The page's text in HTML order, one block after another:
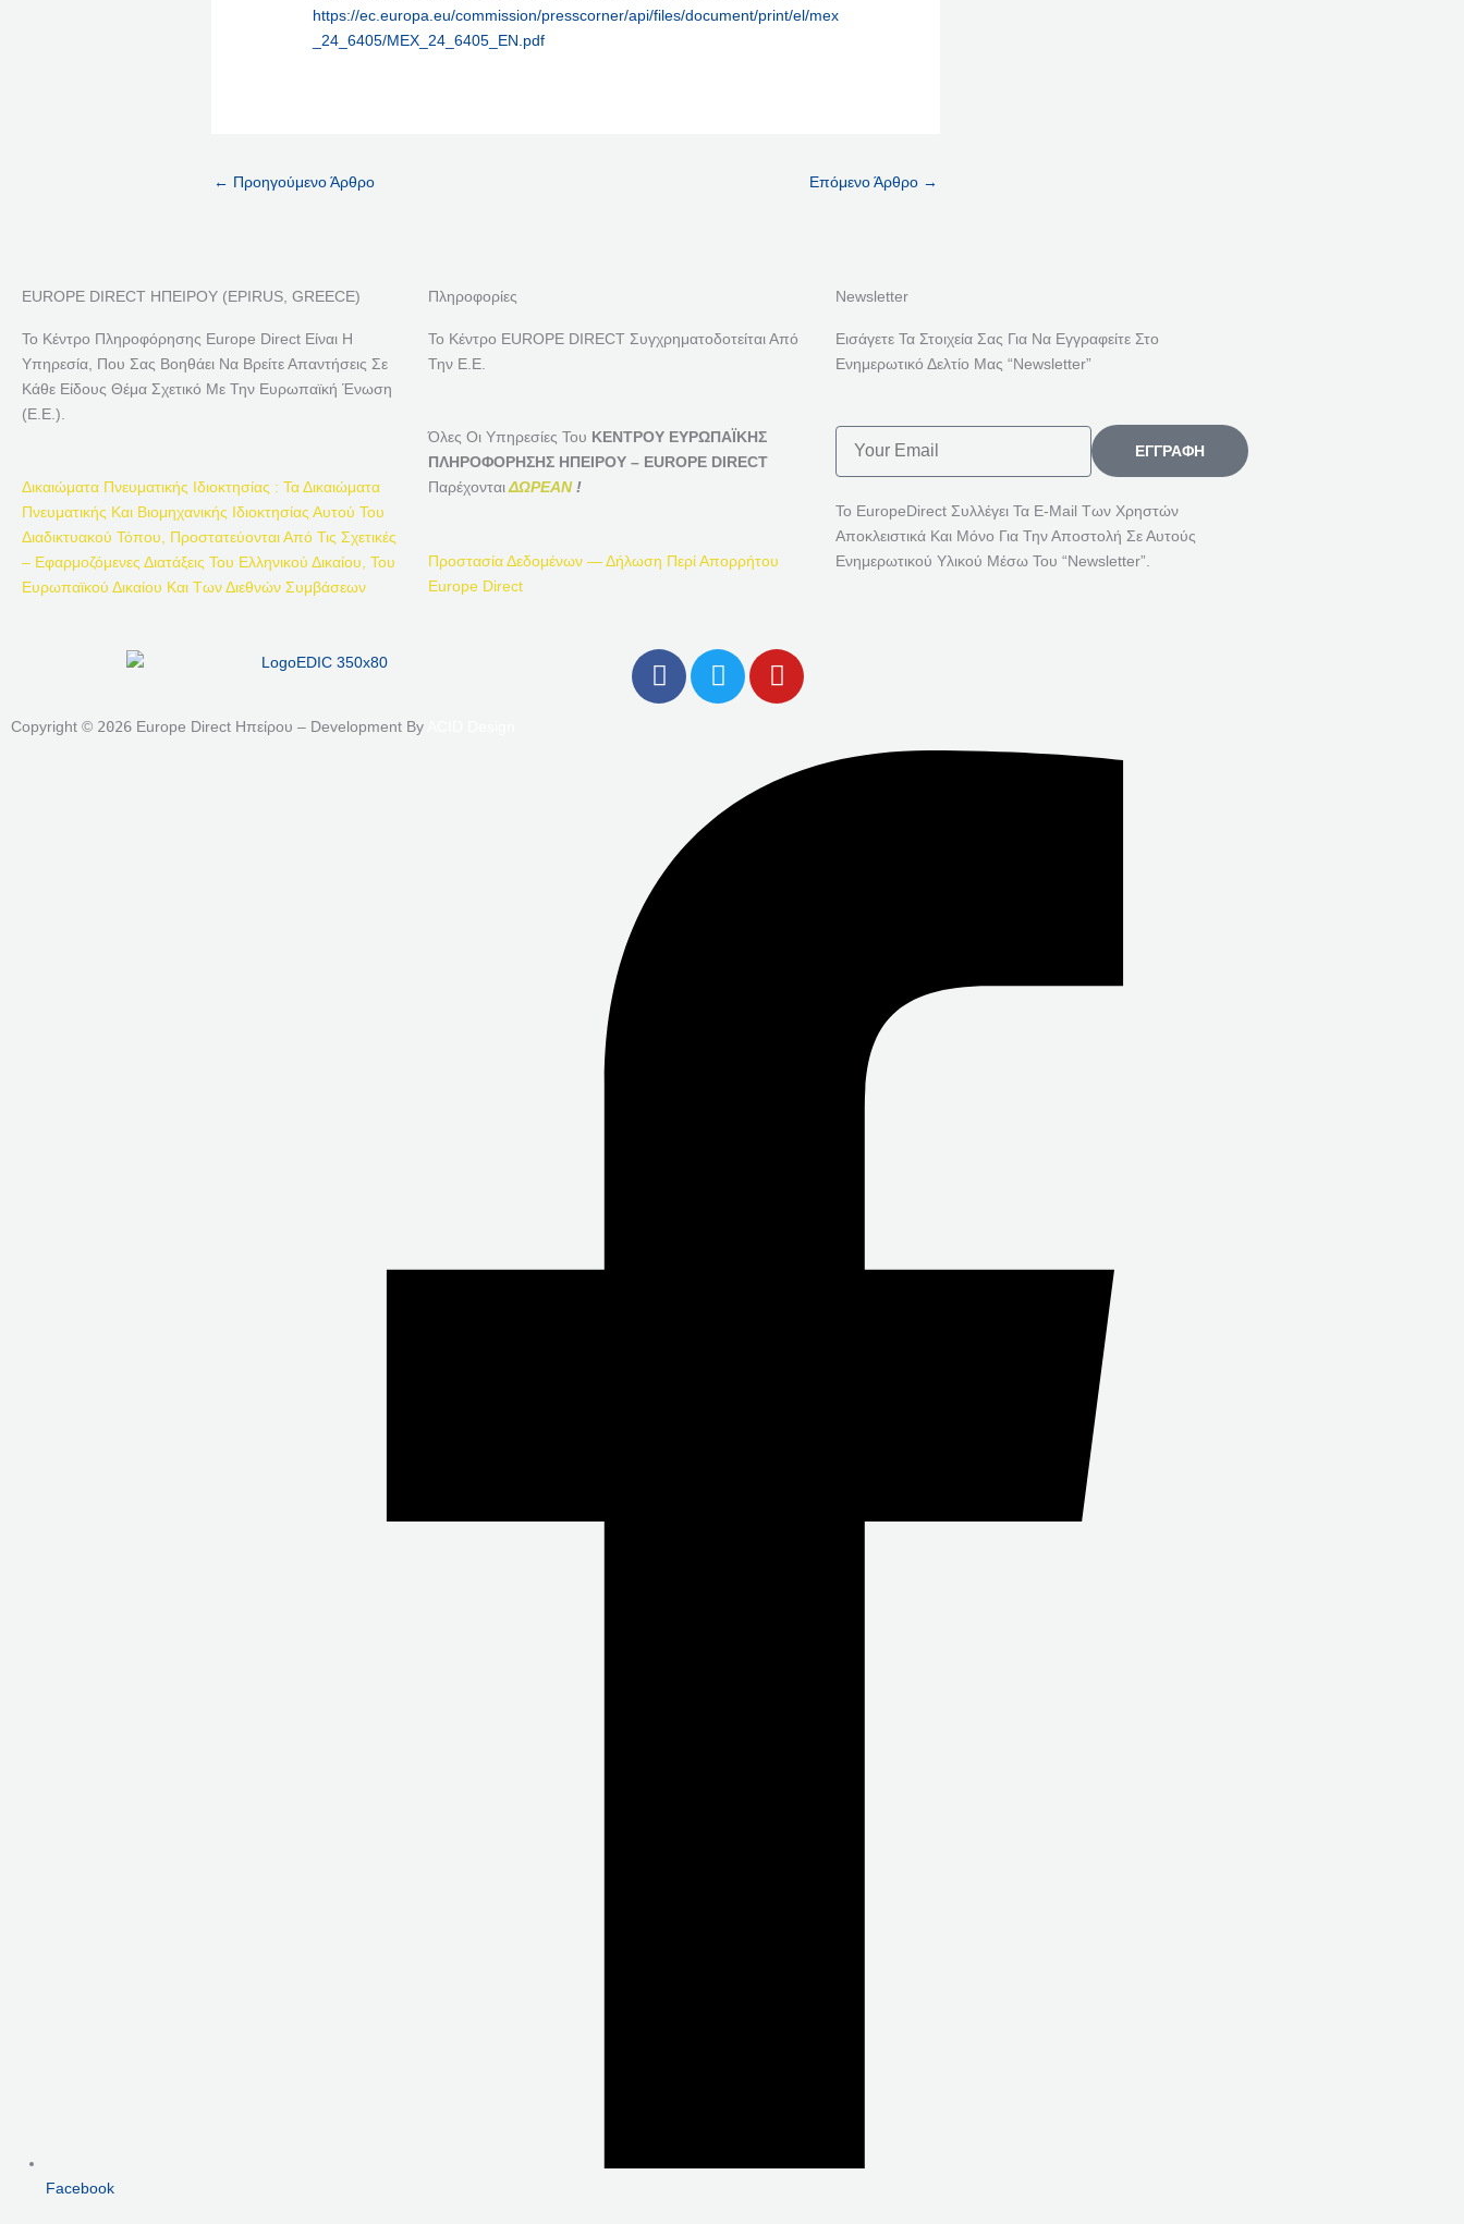
https://ec.europa.eu/commission/presscorner/api/files/document/print/el/mex
_24_6405/MEX_24_6405_EN.pdf
← Προηγούμενο Άρθρο Επόμενο Άρθρο →
EUROPE DIRECT ΗΠΕΙΡΟΥ (EPIRUS, GREECE)
Το Κέντρο Πληροφόρησης Europe Direct Είναι Η
Υπηρεσία, Που Σας Βοηθάει Να Βρείτε Απαντήσεις Σε
Κάθε Είδους Θέμα Σχετικό Με Την Ευρωπαϊκή Ένωση
(Ε.Ε.).
Δικαιώματα Πνευματικής Ιδιοκτησίας : Τα Δικαιώματα
Πνευματικής Και Βιομηχανικής Ιδιοκτησίας Αυτού Του
Διαδικτυακού Τόπου, Προστατεύονται Από Τις Σχετικές
– Εφαρμοζόμενες Διατάξεις Του Ελληνικού Δικαίου, Του
Ευρωπαϊκού Δικαίου Και Των Διεθνών Συμβάσεων
Πληροφορίες
Το Κέντρο EUROPE DIRECT Συγχρηματοδοτείται Από
Την Ε.Ε.
Όλες Οι Υπηρεσίες Του ΚΕΝΤΡΟΥ ΕΥΡΩΠΑΪΚΗΣ
ΠΛΗΡΟΦΟΡΗΣΗΣ ΗΠΕΙΡΟΥ – EUROPE DIRECT
ΠαρέχονταιΔΩΡΕΑΝ!
Προστασία Δεδομένων — Δήλωση Περί Απορρήτου
Europe Direct
Newsletter
Εισάγετε Τα Στοιχεία Σας Για Να Εγγραφείτε Στο
Ενημερωτικό Δελτίο Μας “Newsletter”
ΕΓΓΡΑΦΉ
Το EuropeDirect Συλλέγει Τα E-Mail Των Χρηστών
Αποκλειστικά Και Μόνο Για Την Αποστολή Σε Αυτούς
Ενημερωτικού Υλικού Μέσω Του “Newsletter”.
F
A
-
T
W
E
R
Y
O
U
Copyright © 2026 Europe Direct Ηπείρου – Development By
Facebook